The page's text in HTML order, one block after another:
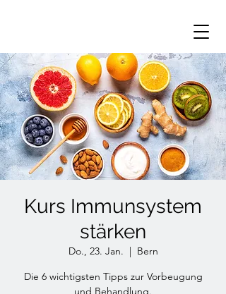
Kurs Immunsystem
stärken
Do., 23. Jan.
  |
Bern
Die 6 wichtigsten Tipps zur Vorbeugung
und Behandlung.